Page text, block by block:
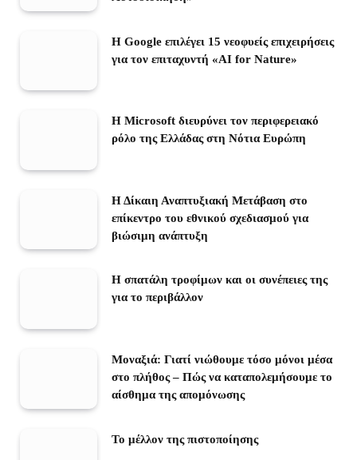
Η Google επιλέγει 15 νεοφυείς επιχειρήσεις
για τον επιταχυντή «AI for Nature»
Η Microsoft διευρύνει τον περιφερειακό
ρόλο της Ελλάδας στη Νότια Ευρώπη
Η Δίκαιη Αναπτυξιακή Μετάβαση στο
επίκεντρο του εθνικού σχεδιασμού για
βιώσιμη ανάπτυξη
Η σπατάλη τροφίμων και οι συνέπειες της
για το περιβάλλον
Μοναξιά: Γιατί νιώθουμε τόσο μόνοι μέσα
στο πλήθος – Πώς να καταπολεμήσουμε το
αίσθημα της απομόνωσης
Το μέλλον της πιστοποίησης